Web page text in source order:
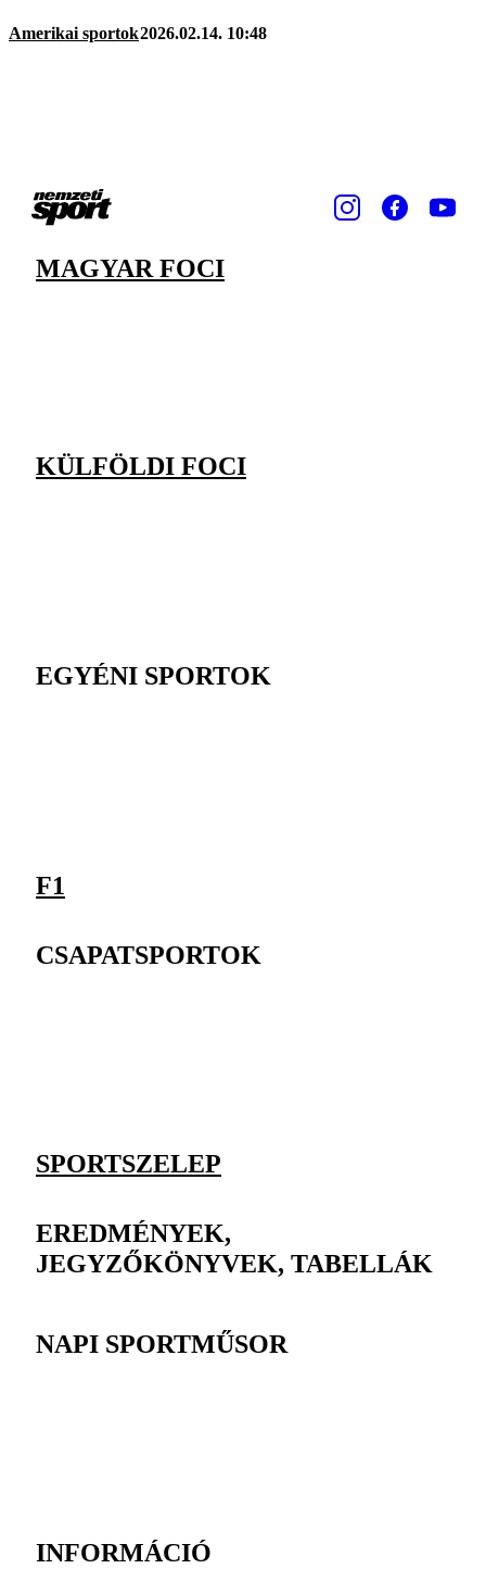
Amerikai sportok2026.02.14. 10:48
MAGYAR FOCI
KÜLFÖLDI FOCI
EGYÉNI SPORTOK
F1
CSAPATSPORTOK
SPORTSZELEP
EREDMÉNYEK,
JEGYZŐKÖNYVEK, TABELLÁK
NAPI SPORTMŰSOR
INFORMÁCIÓ